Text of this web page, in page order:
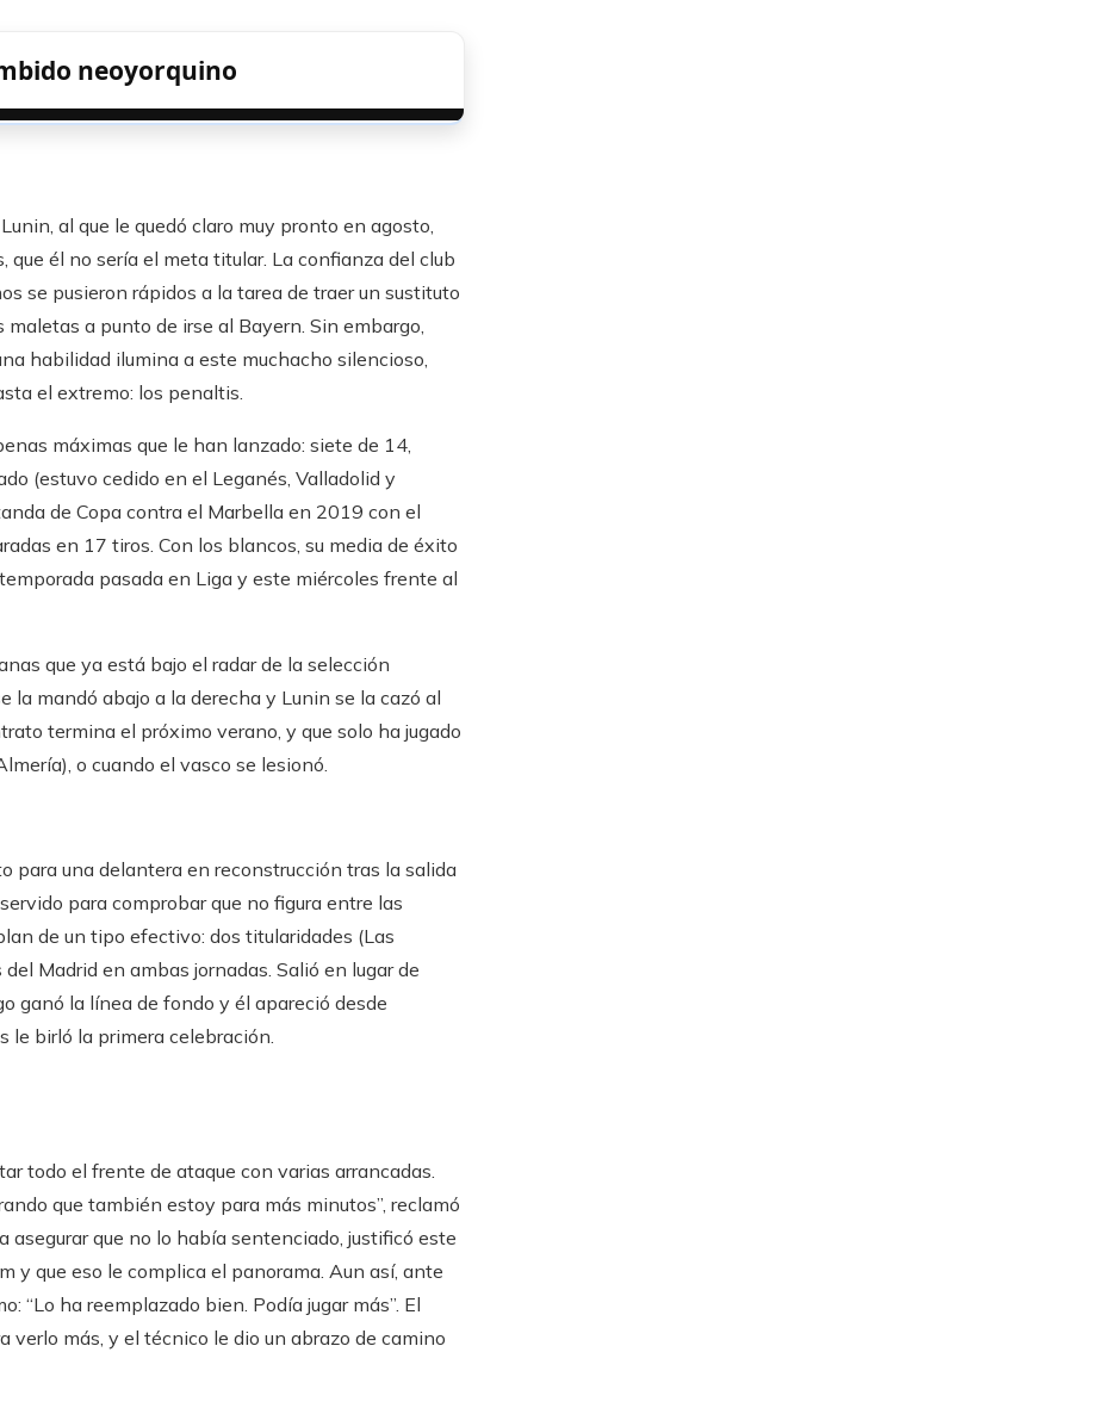
neoyorquino
al que le quedó claro muy pronto en agosto,
él no sería el meta titular. La confianza del club
se pusieron rápidos a la tarea de traer un sustituto
a punto de irse al Bayern. Sin embargo,
habilidad ilumina a este muchacho silencioso,
el extremo: los penaltis.
máximas que le han lanzado: siete de 14,
(estuvo cedido en el Leganés, Valladolid y
de Copa contra el Marbella en 2019 con el
en 17 tiros. Con los blancos, su media de éxito
pasada en Liga y este miércoles frente al
que ya está bajo el radar de la selección
la mandó abajo a la derecha y Lunin se la cazó al
termina el próximo verano, y que solo ha jugado
o cuando el vasco se lesionó.
para una delantera en reconstrucción tras la salida
para comprobar que no figura entre las
de un tipo efectivo: dos titularidades (Las
Madrid en ambas jornadas. Salió en lugar de
ganó la línea de fondo y él apareció desde
le birló la primera celebración.
todo el frente de ataque con varias arrancadas.
que también estoy para más minutos”, reclamó
asegurar que no lo había sentenciado, justificó este
y que eso le complica el panorama. Aun así, ante
“Lo ha reemplazado bien. Podía jugar más”. El
verlo más, y el técnico le dio un abrazo de camino